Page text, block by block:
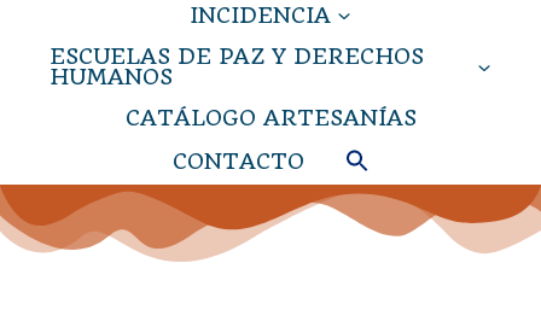
INCIDENCIA
ESCUELAS DE PAZ Y DERECHOS
HUMANOS
CATÁLOGO ARTESANÍAS
CONTACTO